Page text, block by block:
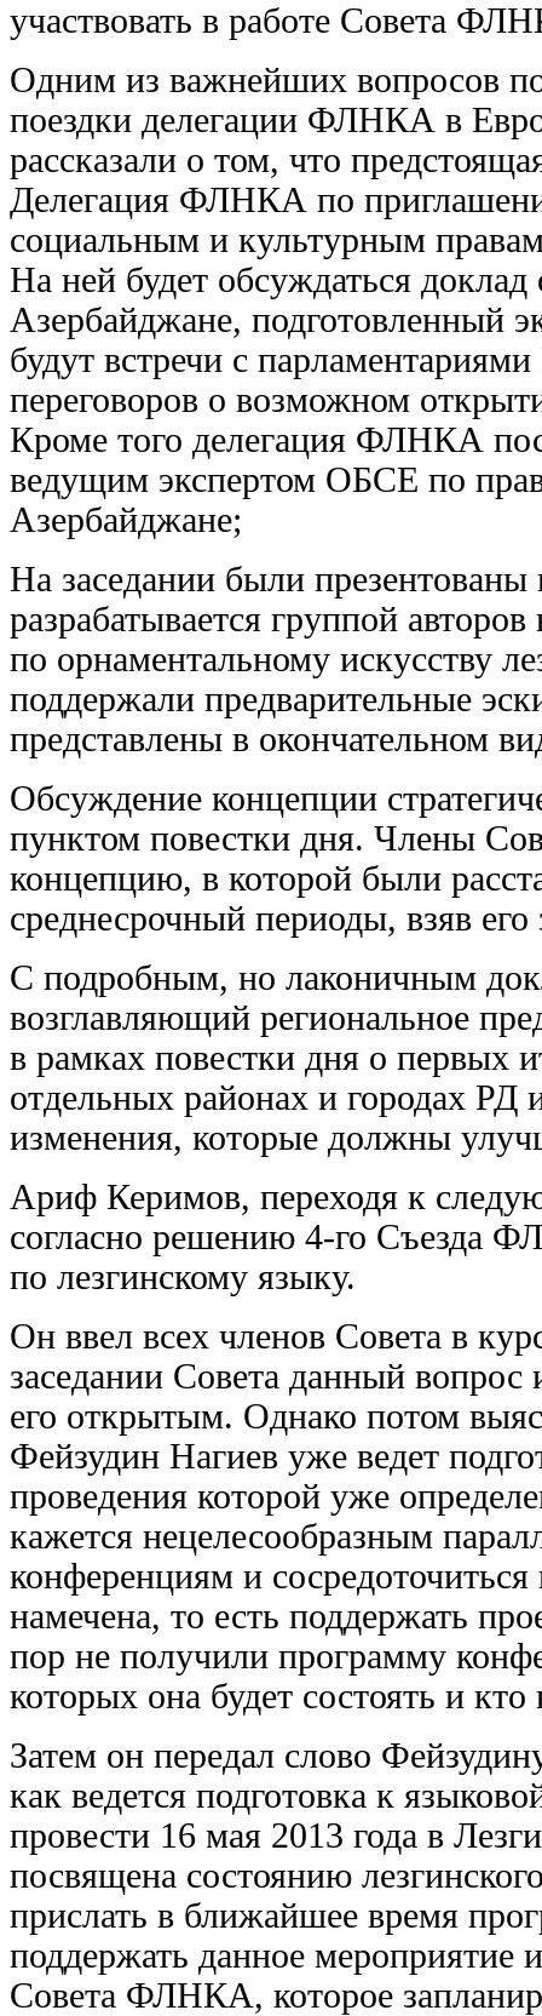
участвовать в работе Совета
Одним из важнейших вопросов
поездки делегации ФЛНКА в
рассказали о том, что
Делегация ФЛНКА по
социальным и культурным
На ней будет обсуждаться
Азербайджане,
будут встречи с
переговоров о возможном
Кроме того делегация ФЛНКА
ведущим экспертом ОБСЕ по
Азербайджане;
На заседании были
разрабатывается группой
по орнаментальному искусству
поддержали предварительные
представлены в окончательном
Обсуждение концепции
пунктом повестки дня. Члены
концепцию, в которой были
среднесрочный периоды, взяв
С подробным, но лаконичным
возглавляющий региональное
в рамках повестки дня о первых
отдельных районах и городах РД
изменения, которые должны
Ариф Керимов, переходя к
согласно решению 4-го Съезда
по лезгинскому языку.
Он ввел всех членов Совета в
заседании Совета данный
его открытым. Однако потом
Фейзудин Нагиев уже ведет
проведения которой уже
кажется нецелесообразным
конференциям и
намечена, то есть поддержать
пор не получили программу
которых она будет состоять и кто
Затем он передал слово
как ведется подготовка к
провести 16 мая 2013 года в
посвящена состоянию
прислать в ближайшее время
поддержать данное мероприятие
Совета ФЛНКА, которое